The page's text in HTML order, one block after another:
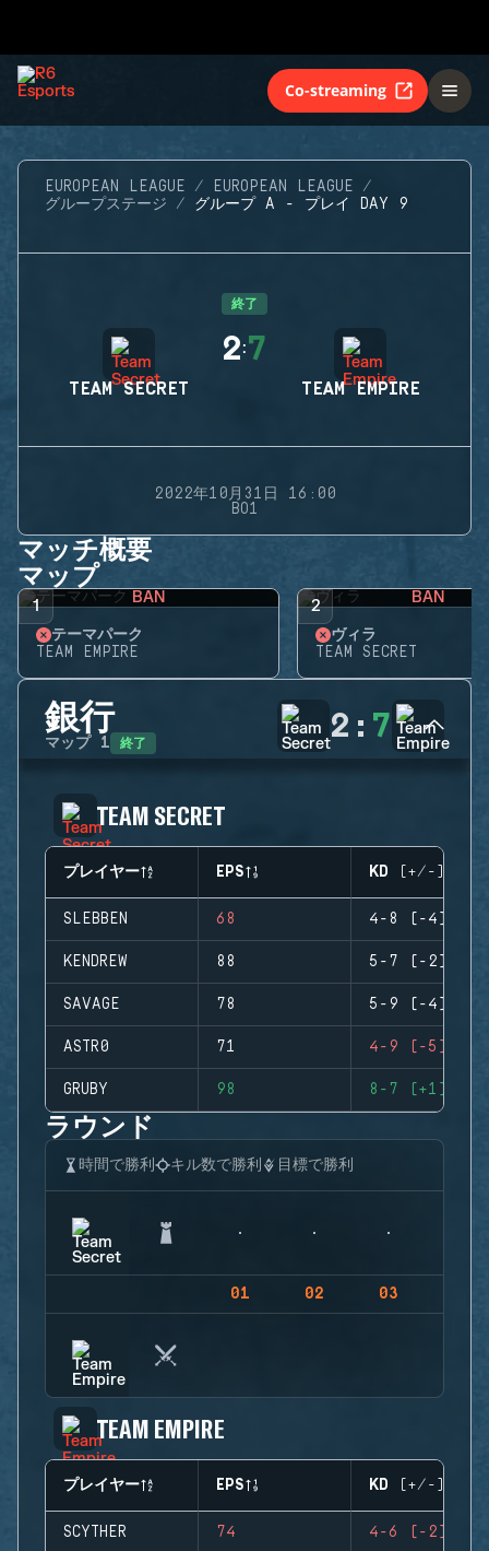
Co-streaming
EUROPEAN LEAGUE
EUROPEAN LEAGUE
グループステージ
グループ A - プレイ DAY 9
終了
TEAM SECRET
2:7
TEAM EMPIRE
2022年10月31日 16:00
BO1
マッチ概要
マップ
1 BAN
テーマパーク
TEAM EMPIRE
2 BAN
ヴィラ
TEAM SECRET
銀行
マップ 1 終了 2 : 7
TEAM SECRET
プレイヤー EPS KD (+/-)
SLEBBEN 68 4-8 (-4)
KENDREW 88 5-7 (-2)
SAVAGE 78 5-9 (-4)
ASTR0 71 4-9 (-5)
GRUBY 98 8-7 (+1)
ラウンド
時間で勝利 キル数で勝利 目標で勝利
01 02 03
TEAM EMPIRE
プレイヤー EPS KD (+/-)
SCYTHER 74 4-6 (-2)